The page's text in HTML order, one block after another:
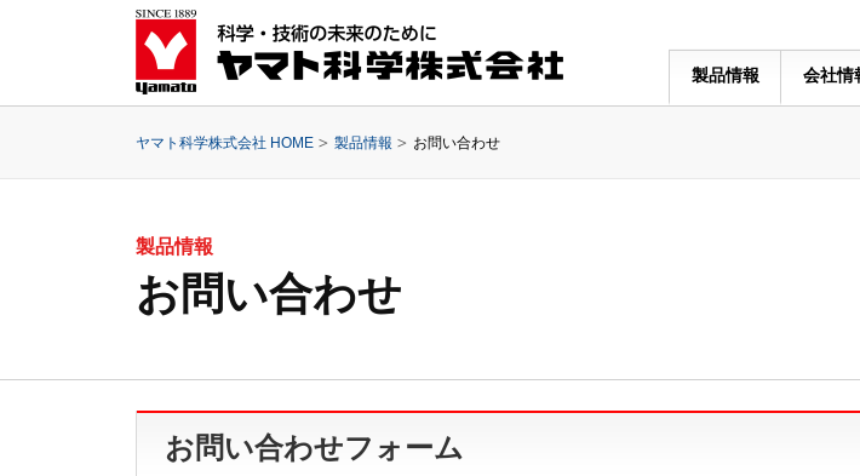
製品情報 会社情
ヤマト科学株式会社 HOME 製品情報 お問い合わせ
製品情報
お問い合わせ
お問い合わせフォーム